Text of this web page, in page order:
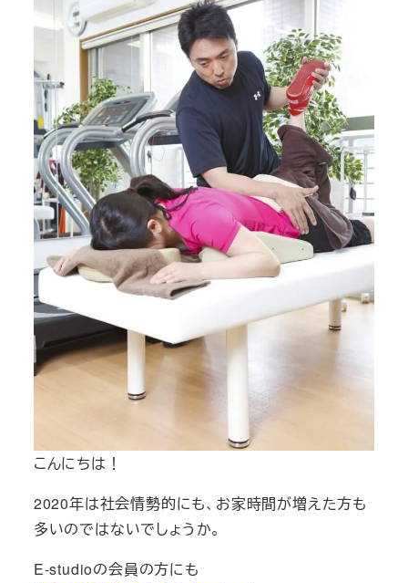
こんにちは！
2020年は社会情勢的にも、お家時間が増えた方も
多いのではないでしょうか。
E-studioの会員の方にも